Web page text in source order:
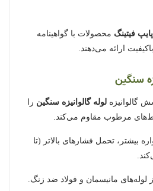
پایپ فیتینگ محصولات با گواهینامه
سنگین
گالوانیزه لوله گالوانیزه سنگین را
مرطوب مقاوم می‌کند.
بیشتر، تحمل فشارهای بالاتر (تا
لوله‌های مانیسمان و فولاد ضد زنگ.